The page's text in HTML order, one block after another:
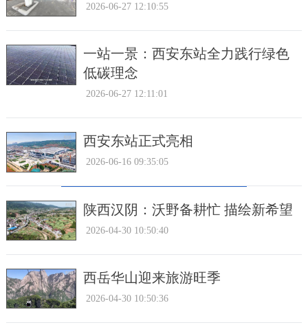
2026-06-27 12:10:55
一站一景：西安东站全力践行绿色
低碳理念
2026-06-27 12:11:01
西安东站正式亮相
2026-06-16 09:35:05
陕西汉阴：沃野备耕忙 描绘新希望
2026-04-30 10:50:40
西岳华山迎来旅游旺季
2026-04-30 10:50:36